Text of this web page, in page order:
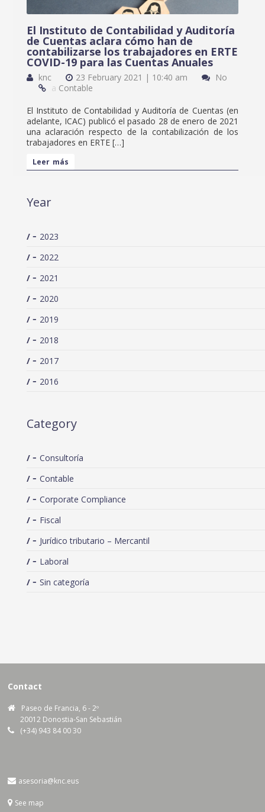
El Instituto de Contabilidad y Auditoría
de Cuentas aclara cómo han de
contabilizarse los trabajadores en ERTE
COVID-19 para las Cuentas Anuales
knc 23 February 2021 | 10:40 am
No
a Contable
El Instituto de Contabilidad y Auditoría de Cuentas (en
adelante, ICAC) publicó el pasado 28 de enero de 2021
una aclaración respecto de la contabilización de los
trabajadores en ERTE […]
Leer más
Year
2023
2022
2021
2020
2019
2018
2017
2016
Category
Consultoría
Contable
Corporate Compliance
Fiscal
Jurídico tributario – Mercantil
Laboral
Sin categoría
Contact
Paseo de Francia, 6 - 2º
20012 Donostia-San Sebastián
(+34) 943 84 00 30
asesoria@knc.eus
See map